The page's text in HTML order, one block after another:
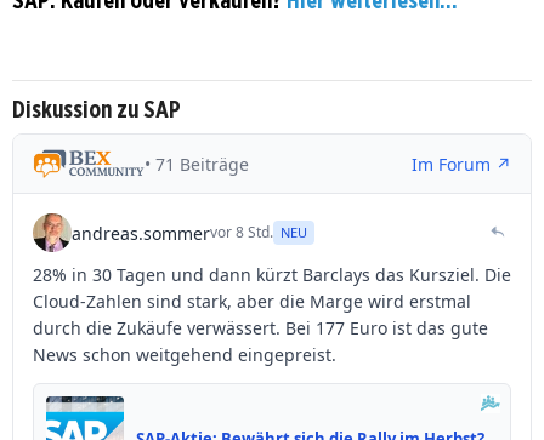
Diskussion zu SAP